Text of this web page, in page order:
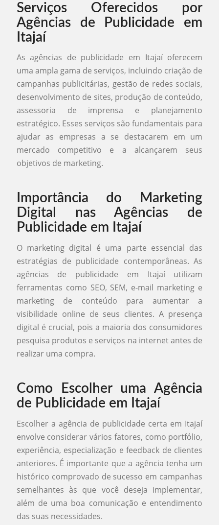
Serviços Oferecidos por
Agências de Publicidade em
Itajaí
As agências de publicidade em Itajaí oferecem
uma ampla gama de serviços, incluindo criação de
campanhas publicitárias, gestão de redes sociais,
desenvolvimento de sites, produção de conteúdo,
assessoria de imprensa e planejamento
estratégico. Esses serviços são fundamentais para
ajudar as empresas a se destacarem em um
mercado competitivo e a alcançarem seus
objetivos de marketing.
Importância do Marketing
Digital nas Agências de
Publicidade em Itajaí
O marketing digital é uma parte essencial das
estratégias de publicidade contemporâneas. As
agências de publicidade em Itajaí utilizam
ferramentas como SEO, SEM, e-mail marketing e
marketing de conteúdo para aumentar a
visibilidade online de seus clientes. A presença
digital é crucial, pois a maioria dos consumidores
pesquisa produtos e serviços na internet antes de
realizar uma compra.
Como Escolher uma Agência
de Publicidade em Itajaí
Escolher a agência de publicidade certa em Itajaí
envolve considerar vários fatores, como portfólio,
experiência, especialização e feedback de clientes
anteriores. É importante que a agência tenha um
histórico comprovado de sucesso em campanhas
semelhantes às que você deseja implementar,
além de uma boa comunicação e entendimento
das suas necessidades.